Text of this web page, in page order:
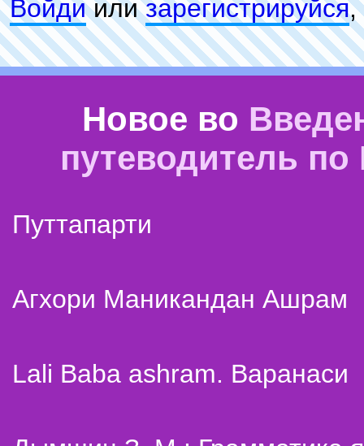
Войдиилизарeгиcтpируйся,
Новое во
путеводитель
Путтапарти
Агхори Маникандан Ашрам
Lali Baba ashram. Варанаси